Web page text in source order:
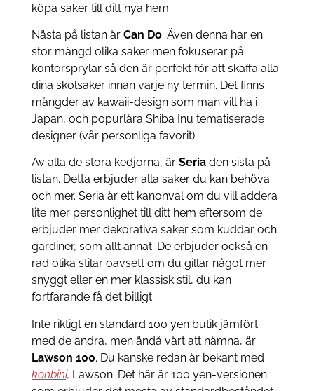
köpa saker till ditt nya hem.
Nästa på listan ärCan Do. Även denna har en
stor mängd olika saker men fokuserar på
kontorsprylar så den är perfekt för att skaffa alla
dina skolsaker innan varje ny termin. Det finns
mängder av kawaii-design som man vill ha i
Japan, och popurlära Shiba Inu tematiserade
designer (vår personliga favorit).
Av alla de stora kedjorna, är Seriaden sista på
listan. Detta erbjuder alla saker du kan behöva
och mer. Seria är ett kanonval om du vill addera
lite mer personlighet till ditt hem eftersom de
erbjuder mer dekorativa saker som kuddar och
gardiner, som allt annat. De erbjuder också en
rad olika stilar oavsett om du gillar något mer
snyggt eller en mer klassisk stil, du kan
fortfarande få det billigt.
Inte riktigt en standard 100 yen butik jämfört
med de andra, men ändå värt att nämna, är
Lawson 100. Du kanske redan är bekant med
konbini, Lawson. Det här är 100 yen-versionen